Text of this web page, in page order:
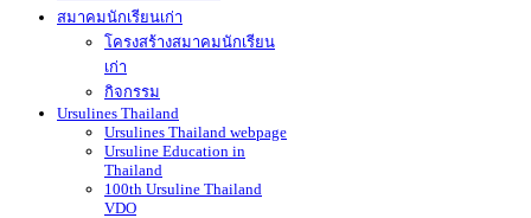
สมาคมนักเรียนเก่า
โครงสร้างสมาคมนักเรียน
เก่า
กิจกรรม
Ursulines Thailand
Ursulines Thailand webpage
Ursuline Education in
Thailand
100th Ursuline Thailand
VDO